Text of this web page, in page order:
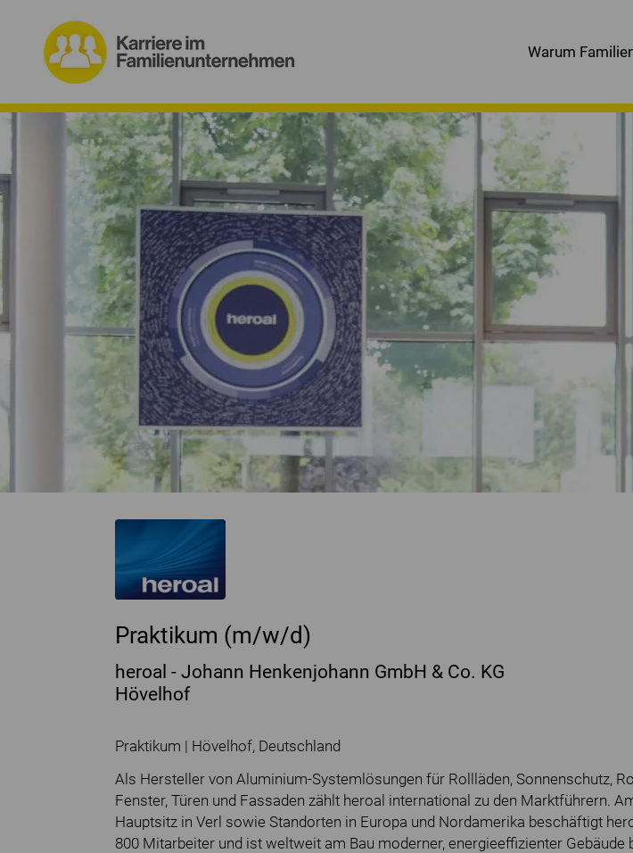
Warum
Praktikum (m/w/d)
heroal - Johann Henkenjohann GmbH & Co. KG
Hövelhof
Praktikum | Hövelhof, Deutschland
Als Hersteller von Aluminium-Systemlösungen für Rollläden, Sonnenschutz,
Fenster, Türen und Fassaden zählt heroal international zu den Marktführern.
Hauptsitz in Verl sowie Standorten in Europa und Nordamerika beschäftigt
800 Mitarbeiter und ist weltweit am Bau moderner, energieeffizienter Gebäude